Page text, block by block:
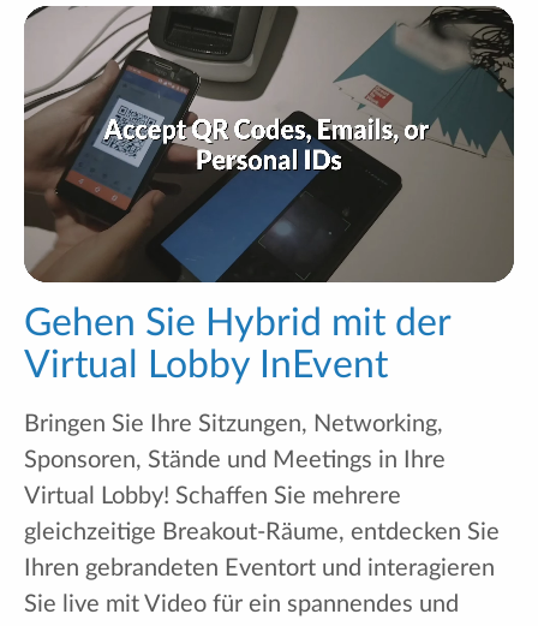
Gehen Sie Hybrid mit der
Virtual Lobby InEvent
Bringen Sie Ihre Sitzungen, Networking,
Sponsoren, Stände und Meetings in Ihre
Virtual Lobby! Schaffen Sie mehrere
gleichzeitige Breakout-Räume, entdecken Sie
Ihren gebrandeten Eventort und interagieren
Sie live mit Video für ein spannendes und